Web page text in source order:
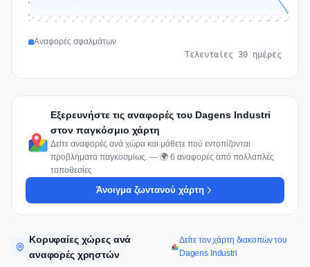
Jul 8 Jul 9 Jul 10 Jul 11 Jul 12 Jul 13 Jul 14 Jul 15 Jul 16 Jul 17 Jul 18 Jul 19 Jul 20 Jul 21 Jul 22 Jul 23 Jul 24 Jul 25 Jul 26 Jul 27 Jul 28 Jul 29 Jul 30 Jul 31 Aug 1 Aug 2 Aug 3 Aug 4 Aug 5 Aug 6
Αναφορές σφαλμάτων
Τελευταίες 30 ημέρες
Εξερευνήστε τις αναφορές του Dagens Industri
στον παγκόσμιο χάρτη
Δείτε αναφορές ανά χώρα και μάθετε πού εντοπίζονται
προβλήματα παγκοσμίως. — 🌍 6 αναφορές από πολλαπλές
τοποθεσίες
Άνοιγμα ζωντανού χάρτη
Κορυφαίες χώρες ανά
αναφορές χρηστών
Δείτε τον χάρτη διακοπών του
Dagens Industri